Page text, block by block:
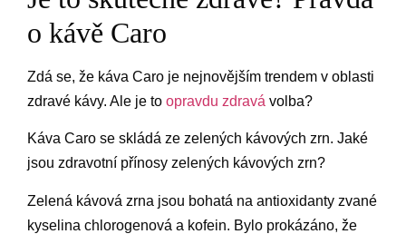
o kávě Caro
Zdá se, že káva Caro je nejnovějším trendem v oblasti
zdravé kávy. Ale je to opravdu zdravá volba?
Káva Caro se skládá ze zelených kávových zrn. Jaké
jsou zdravotní přínosy zelených kávových zrn?
Zelená kávová zrna jsou bohatá na antioxidanty zvané
kyselina chlorogenová a kofein. Bylo prokázáno, že